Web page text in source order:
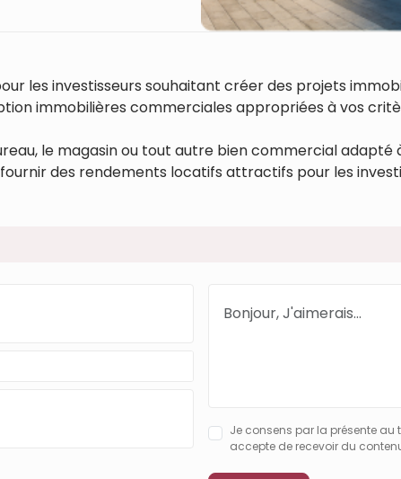
les investisseurs souhaitant créer des projets
immobilières commerciales appropriées à vos
le magasin ou tout autre bien commercial
des rendements locatifs attractifs pour les
Je consens par la présente
accepte de recevoir du